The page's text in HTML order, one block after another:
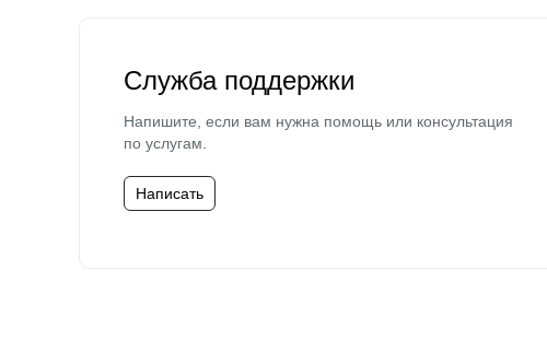
Служба поддержки
Напишите, если вам нужна помощь или консультация
по услугам.
Написать